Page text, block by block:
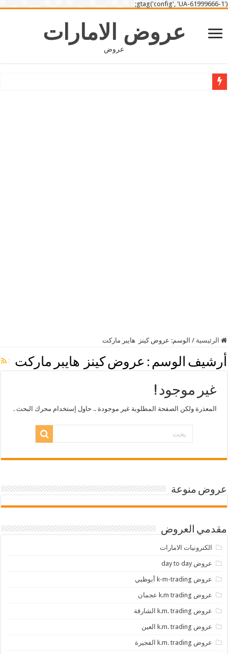
gtag('config', 'UA-61999666-1');
عروض الامارات
عروض
الرئيسية / الوسم: عروض كينز هايبر ماركت
أرشيف الوسم : عروض كينز هايبر ماركت
غير موجود !
المعذرة ولكن الصفحة المطلوبة غير موجودة .. حاول إستخدام محرك البحث .
عروض منوعة
مقدمي العروض
الكترونيات الامارات
عروض day to day
عروض k-m-trading أبوظبي
عروض k.m trading عجمان
عروض k.m. trading الشارقة
عروض k.m. trading العين
عروض k.m. trading الفجيرة